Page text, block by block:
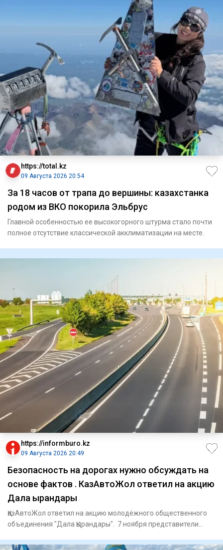
https://total.kz
09 Августа 2026 20:54
За 18 часов от трапа до вершины: казахстанка
родом из ВКО покорила Эльбрус
Главной особенностью ее высокогорного штурма стало почти
полное отсутствие классической акклиматизации на месте.
https://informburo.kz
09 Августа 2026 20:49
Безопасность на дорогах нужно обсуждать на
основе фактов . КазАвтоЖол ответил на акцию
Дала Қырандары
ҚазАвтоЖол ответил на акцию молодёжного общественного
объединения "Дала Қырандары". 7 ноября представители